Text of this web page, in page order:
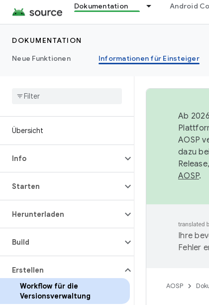
Dokumentation Android
DOKUMENTATION
Neue Funktionen
Informationen für Einsteiger
Übersicht
Info
Starten
Herunterladen
Build
Erstellen
Workflow für die
Versionsverwaltung
Ab
AOSP
dazu
AOSP.
Ihre
Fehler
AOSP